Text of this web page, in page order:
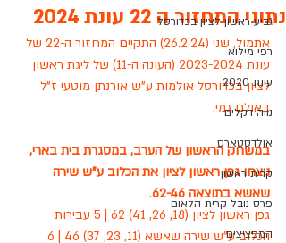
גביע ראשון לציון בכדורסל
רפי מילוא
עונת 2020
נווה דקלים
אולדסטארס
קרית ראשון
פרס נובל קרית הלאום
המפציצים
נתוני המחזור ה 22 עונת 2024
אתמול, שני (26.2.24)
התקיים המחזור ה-22 של
עונת 2023-2024 (העונה ה-11) של ליגת ראשון
לציון בכדורסל אולמות ע"ש אורנתן מוטעי ז"ל
באולם גמי.
במשחק הראשון של הערב, במסגרת בית בארי,
ניצחו גפן ראשון לציון את הכלוב ע"ש שירה
שאשא בתוצאה 62-46
.
גפן ראשון לציון (18, 26, 41) 62 | 5 עבירות